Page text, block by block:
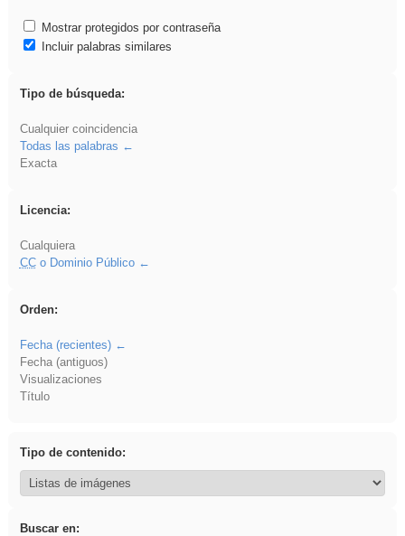
Mostrar protegidos por contraseña
Incluir palabras similares
Tipo de búsqueda:
Cualquier coincidencia
Todas las palabras
Exacta
Licencia:
Cualquiera
CCo Dominio Público
Orden:
Fecha (recientes)
Fecha (antiguos)
Visualizaciones
Título
Tipo de contenido:
Buscar en: